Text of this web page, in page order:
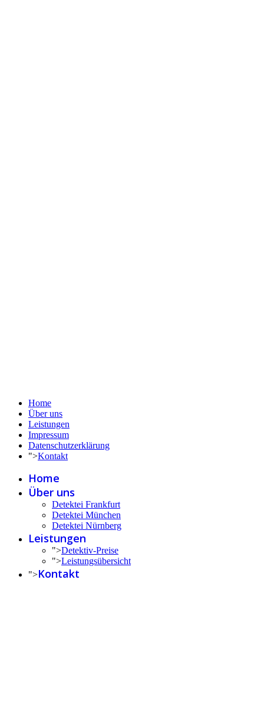
Home
Über uns
Leistungen
Impressum
Datenschutzerklärung
">Kontakt
Home
Über uns
Detektei Frankfurt
Detektei München
Detektei Nürnberg
Leistungen
">Detektiv-Preise
">Leistungsübersicht
">Kontakt